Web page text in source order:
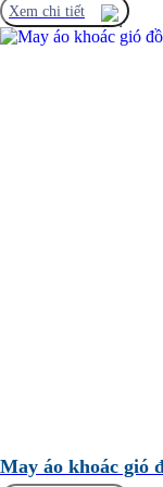
Xem chi tiết
May áo khoác gió